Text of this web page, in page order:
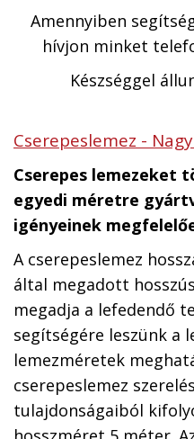
Amennyiben
hívjon minket
Készséggel
Cserepeslemez -
Cserepes lemezeket
egyedi méretre
igényeinek
A cserepeslemez
által megadott
megadja a lefedendő
segítségére leszünk a
lemezméretek
cserepeslemez
tulajdonságaiból